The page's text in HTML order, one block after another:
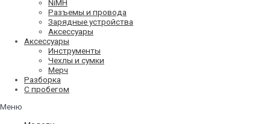
NiMH
Разъемы и провода
Зарядные устройства
Аксессуары
Аксессуары
Инструменты
Чехлы и сумки
Мерч
Разборка
С пробегом
Меню